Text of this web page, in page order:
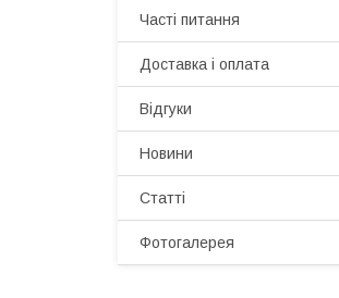
Часті питання
Доставка і оплата
Відгуки
Новини
Статті
Фотогалерея